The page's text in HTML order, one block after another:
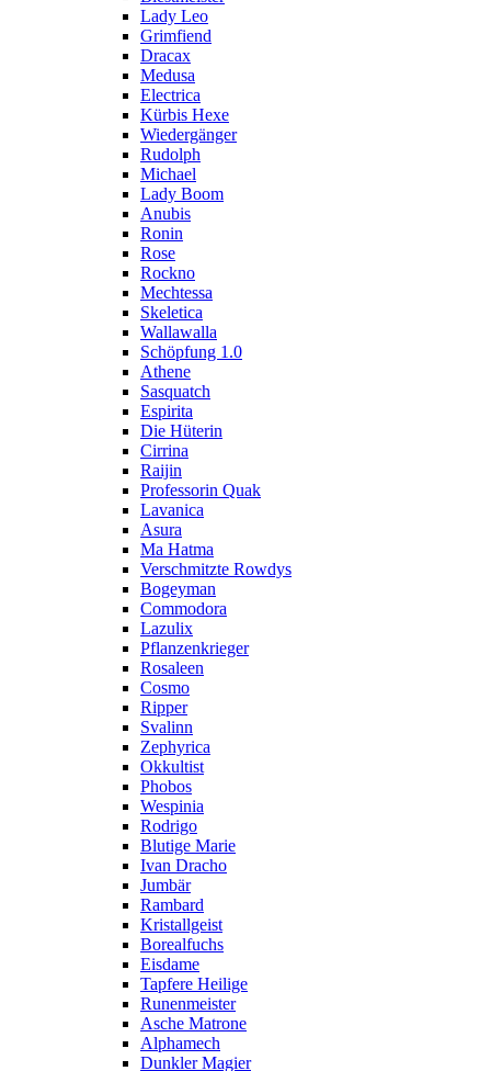
Lady Leo
Grimfiend
Dracax
Medusa
Electrica
Kürbis Hexe
Wiedergänger
Rudolph
Michael
Lady Boom
Anubis
Ronin
Rose
Rockno
Mechtessa
Skeletica
Wallawalla
Schöpfung 1.0
Athene
Sasquatch
Espirita
Die Hüterin
Cirrina
Raijin
Professorin Quak
Lavanica
Asura
Ma Hatma
Verschmitzte Rowdys
Bogeyman
Commodora
Lazulix
Pflanzenkrieger
Rosaleen
Cosmo
Ripper
Svalinn
Zephyrica
Okkultist
Phobos
Wespinia
Rodrigo
Blutige Marie
Ivan Dracho
Jumbär
Rambard
Kristallgeist
Borealfuchs
Eisdame
Tapfere Heilige
Runenmeister
Asche Matrone
Alphamech
Dunkler Magier